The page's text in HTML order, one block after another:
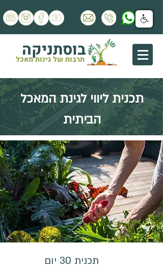
תרבות של גינות מאכל
בוסתניקה
תכנית ליווי לגינת המאכל
הביתית
תכנית 30 יום